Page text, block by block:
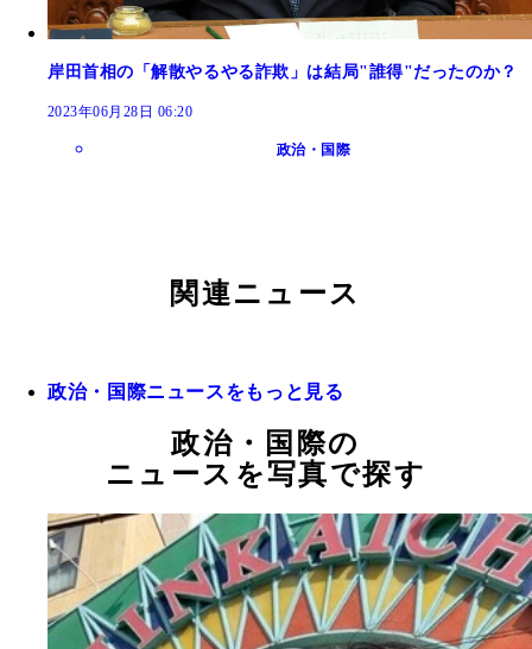
岸田首相の「解散やるやる詐欺」は結局"誰得"だったのか？
2023年06月28日 06:20
政治・国際
関連ニュース
政治・国際ニュースをもっと見る
政治・国際の
ニュースを写真で探す